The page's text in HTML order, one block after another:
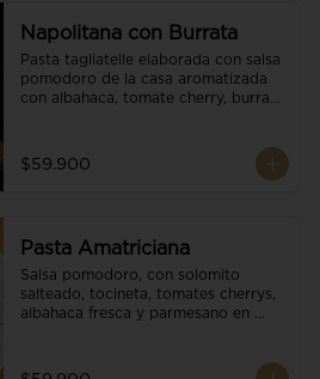
Napolitana con Burrata
Pasta tagliatelle elaborada con salsa
pomodoro de la casa aromatizada
con albahaca, tomate cherry, burrata
$59.900
Pasta Amatriciana
Salsa pomodoro, con solomito
salteado, tocineta, tomates cherrys,
albahaca fresca y parmesano en